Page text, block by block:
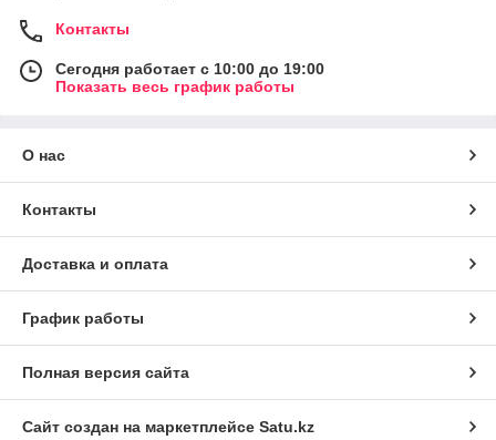
Контакты
Сегодня работает с 10:00 до 19:00
Показать весь график работы
О нас
Контакты
Доставка и оплата
График работы
Полная версия сайта
Сайт создан на маркетплейсе Satu.kz